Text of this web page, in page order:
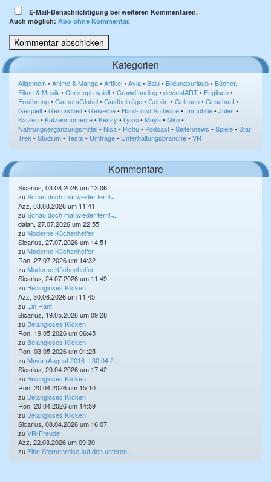
E-Mail-Benachrichtigung bei weiteren Kommentaren.
Auch möglich: Abo ohne Kommentar.
Kategorien
Allgemein•Anime & Manga•Artikel•Ayla•Balu•Bildungsurlaub•Bücher,
Filme & Musik •Christoph spielt•Crowdfunding•deviantART• Englisch•
Ernährung•GamersGlobal•Gastbeiträge•Gehört•Gelesen•Geschaut•
Gespielt•Gesundheit•Gewerbe• Hard- und Software• Immobilie•Jules •
Katzen•Katzenmomente•Kessy • Lyssi•Maya•Miro•
Nahrungsergänzungsmittel•Nica• Pichu• Podcast•Seitennews •Spiele•Star
Trek •Studium•Tests • Umfrage• Unterhaltungsbranche•VR
Kommentare
Sicarius, 03.08.2026 um 13:06
zuSchau doch mal wieder fern! ̵...
Azz, 03.08.2026 um 11:41
zuSchau doch mal wieder fern! ̵...
daiah, 27.07.2026 um 22:55
zuModerne Küchenhelfer
Sicarius, 27.07.2026 um 14:51
zuModerne Küchenhelfer
Ron, 27.07.2026 um 14:32
zuModerne Küchenhelfer
Sicarius, 24.07.2026 um 11:49
zu Belangloses Klicken
Azz, 30.06.2026 um 11:45
zu Ein Rant
Sicarius, 19.05.2026 um 09:28
zu Belangloses Klicken
Ron, 19.05.2026 um 06:45
zu Belangloses Klicken
Ron, 03.05.2026 um 01:25
zuMaya (August 2016 – 30.04.2...
Sicarius, 20.04.2026 um 17:42
zu Belangloses Klicken
Ron, 20.04.2026 um 15:10
zu Belangloses Klicken
Ron, 20.04.2026 um 14:59
zu Belangloses Klicken
Sicarius, 08.04.2026 um 16:07
zuVR-Freude
Azz, 22.03.2026 um 09:30
zu Eine Sternenreise auf den unteren...